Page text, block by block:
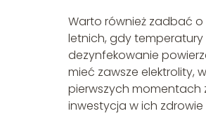
Warto również zadbać
letnich, gdy temperatury
dezynfekowanie
mieć zawsze elektrolity,
pierwszych momentach
inwestycja w ich zdrowie